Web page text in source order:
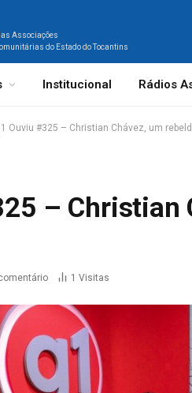
Associações
do Estado do Tocantins
Institucional Rádios
Ouviu #325 – Christian Chávez, um
– Christian
1 Visitas